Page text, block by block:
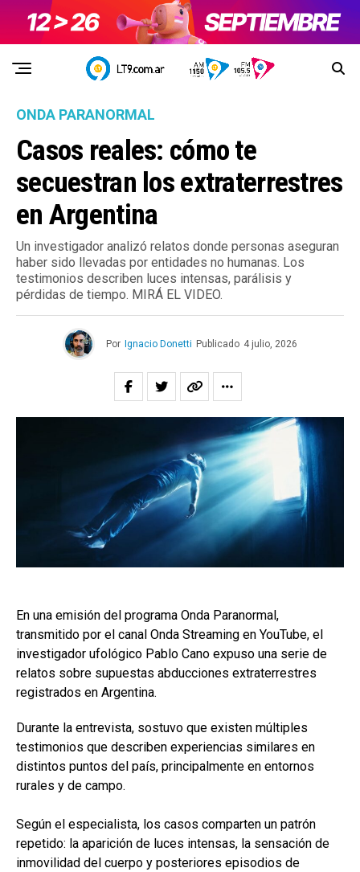
ONDA PARANORMAL
Casos reales: cómo te
secuestran los extraterrestres
en Argentina
Un investigador analizó relatos donde personas aseguran
haber sido llevadas por entidades no humanas. Los
testimonios describen luces intensas, parálisis y
pérdidas de tiempo. MIRÁ EL VIDEO.
Por Ignacio Donetti Publicado 4 julio, 2026
En una emisión del programa Onda Paranormal,
transmitido por el canal Onda Streaming en YouTube, el
investigador ufológico Pablo Cano expuso una serie de
relatos sobre supuestas abducciones extraterrestres
registrados en Argentina.
Durante la entrevista, sostuvo que existen múltiples
testimonios que describen experiencias similares en
distintos puntos del país, principalmente en entornos
rurales y de campo.
Según el especialista, los casos comparten un patrón
repetido: la aparición de luces intensas, la sensación de
inmovilidad del cuerpo y posteriores episodios de